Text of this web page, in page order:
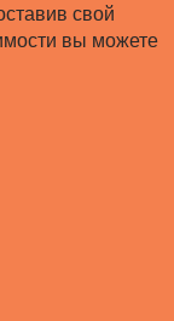
свой
вы можете